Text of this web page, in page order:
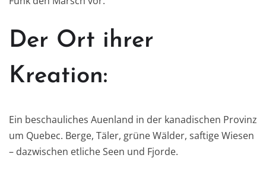
Der Ort ihrer
Kreation:
Ein beschauliches Auenland in der kanadischen Provinz
um Quebec. Berge, Täler, grüne Wälder, saftige Wiesen
– dazwischen etliche Seen und Fjorde.